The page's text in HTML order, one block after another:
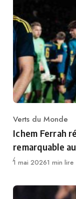
Category
Verts du Monde
Ichem Ferrah
remarquable
Publié
1 mai 20261 min lire